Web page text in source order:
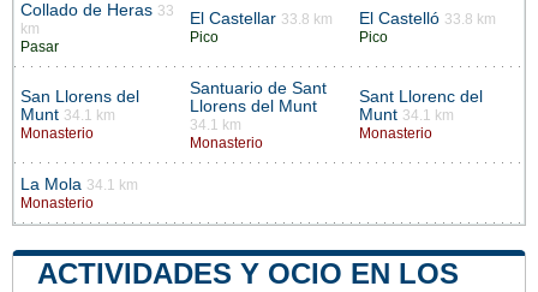
Collado de Heras 33
km
Pasar
El Castellar 33.8 km
Pico
El Castelló 33.8 km
Pico
San Llorens del
Munt 34.1 km
Monasterio
Santuario de Sant
Llorens del Munt
34.1 km
Monasterio
Sant Llorenc del
Munt 34.1 km
Monasterio
La Mola 34.1 km
Monasterio
ACTIVIDADES Y OCIO EN LOS